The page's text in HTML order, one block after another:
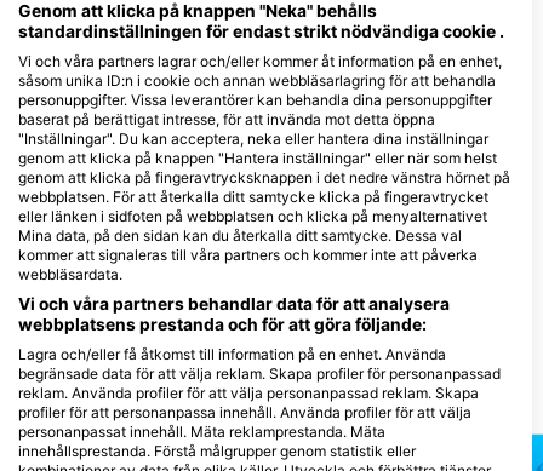
J F M A M J J A S O N D
Dykcenter som serverar denna
dykplats
Q04 Quai Patrice Martin, 83240
CAVALAIRE SUR MER, Frankrike
Närliggande Dykplatser
Genom att klicka på knappen "Neka" behålls
standardinställningen för endast strikt nödvändiga cookie .
Vi och våra partners lagrar och/eller kommer åt information på en enhet,
såsom unika ID:n i cookie och annan webbläsarlagring för att behandla
personuppgifter. Vissa leverantörer kan behandla dina personuppgifter
baserat på berättigat intresse, för att invända mot detta öppna
"Inställningar". Du kan acceptera, neka eller hantera dina inställningar
genom att klicka på knappen "Hantera inställningar" eller när som helst
genom att klicka på fingeravtrycksknappen i det nedre vänstra hörnet på
webbplatsen. För att återkalla ditt samtycke klicka på fingeravtrycket
eller länken i sidfoten på webbplatsen och klicka på menyalternativet
Mina data, på den sidan kan du återkalla ditt samtycke. Dessa val
kommer att signaleras till våra partners och kommer inte att påverka
webbläsardata.
Vi och våra partners behandlar data för att analysera
webbplatsens prestanda och för att göra följande:
Lagra och/eller få åtkomst till information på en enhet. Använda
begränsade data för att välja reklam. Skapa profiler för personanpassad
reklam. Använda profiler för att välja personanpassad reklam. Skapa
profiler för att personanpassa innehåll. Använda profiler för att välja
personanpassat innehåll. Mäta reklamprestanda. Mäta
innehållsprestanda. Förstå målgrupper genom statistik eller